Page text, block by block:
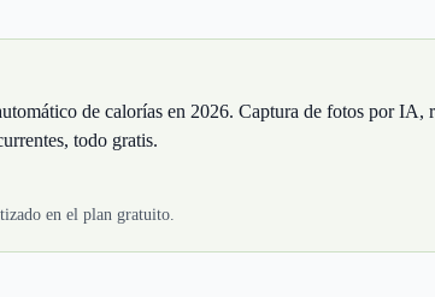
de calorías en 2026. Captura de fotos por IA,
todo gratis.
en el plan gratuito.